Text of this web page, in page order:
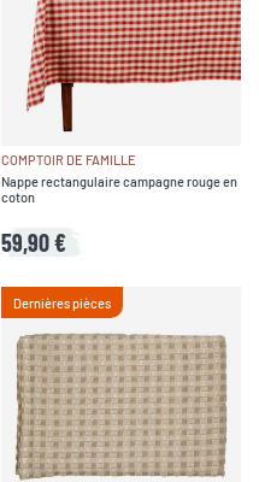
COMPTOIR DE FAMILLE
Nappe rectangulaire campagne rouge en
coton
59,90 €
Dernières pièces